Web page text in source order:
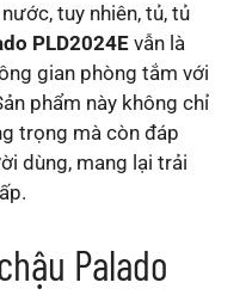
tuy nhiên, tủ, tủ
PLD2024E vẫn là
gian phòng tắm với
phẩm này không chỉ
trọng mà còn đáp
dùng, mang lại trải
Palado